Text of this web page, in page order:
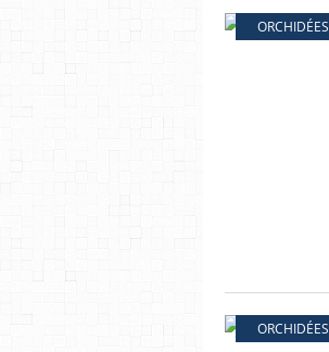
ORCHIDÉES
ORCHIDÉES